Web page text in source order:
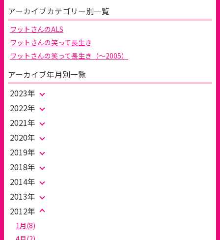
アーカイブカテゴリー別一覧
ワットさんのALS
ワットさんの笑って長生き
ワットさんの笑って長生き（～2005）
アーカイブ年月別一覧
2023年
2022年
2021年
2020年
2019年
2018年
2014年
2013年
2012年
1月(8)